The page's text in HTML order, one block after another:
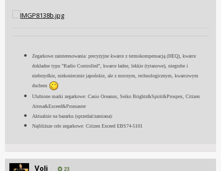
Zegarkowe zainteresowania: precyzyjne kwarce z termokompensacją (HEQ), kwarce
dokładne typu "Radio Controlled", kwarce ładne, lekkie (tytanowe), niegrube i
niebrzydkie, niekoniecznie japońskie, ale z mocnym, technologicznym, kwarcowym
duchem
Ulubione marki zegarkowe: Casio Oceanus, Seiko Brightz&Spirit&Prospex, Citizen
Attesa&Exceed&Promaster
Aktualnie na bazarku (sprzedaż/zamiana):
Najbliższe cele zegarkowe: Citizen Exceed EBS74-5101
Voli 23